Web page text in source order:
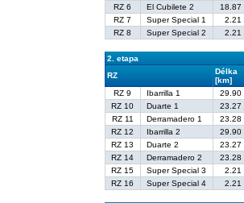
RZ 6
El Cubilete 2 18.87
RZ 7
Super Special 1 2.21
RZ 8
Super Special 2 2.21
2. etapa
RZ
Délka
[km]
RZ 9
Ibarrilla 1 29.90
RZ 10
Duarte 1 23.27
RZ 11
Derramadero 1 23.28
RZ 12
Ibarrilla 2 29.90
RZ 13
Duarte 2 23.27
RZ 14
Derramadero 2 23.28
RZ 15
Super Special 3 2.21
RZ 16
Super Special 4 2.21